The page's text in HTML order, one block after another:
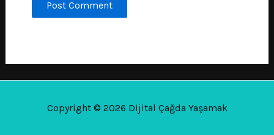
Copyright © 2026 Dijital Çağda Yaşamak